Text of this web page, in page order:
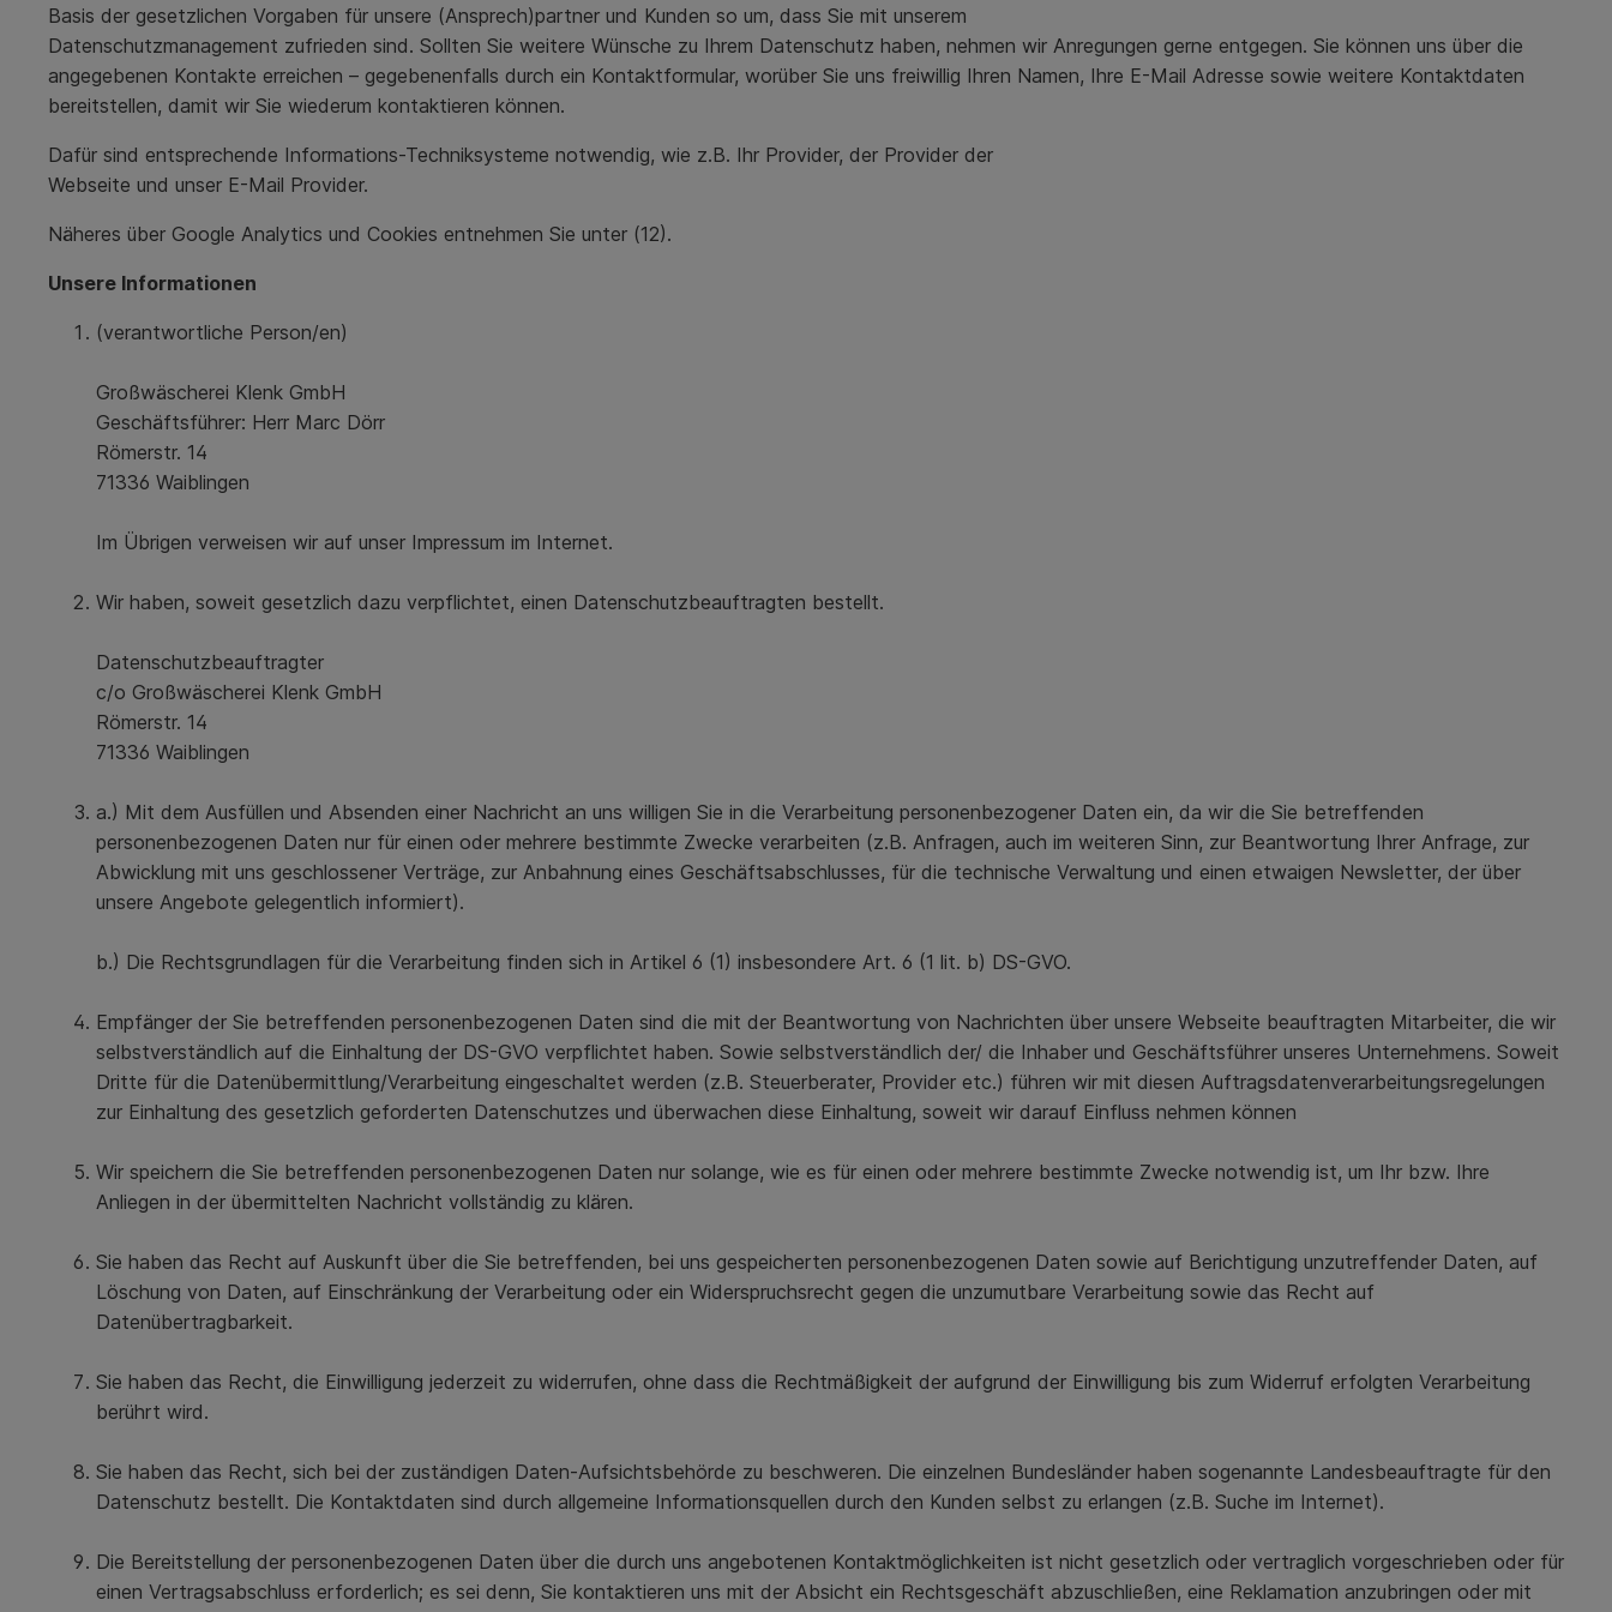
Basis der gesetzlichen Vorgaben für unsere (Ansprech)partner und Kunden so um, dass Sie mit unserem
Datenschutzmanagement zufrieden sind. Sollten Sie weitere Wünsche zu Ihrem Datenschutz haben, nehmen wir Anregungen gerne entgegen. Sie können uns über die
angegebenen Kontakte erreichen – gegebenenfalls durch ein Kontaktformular, worüber Sie uns freiwillig Ihren Namen, Ihre E-Mail Adresse sowie weitere Kontaktdaten
bereitstellen, damit wir Sie wiederum kontaktieren können.
Dafür sind entsprechende Informations-Techniksysteme notwendig, wie z.B. Ihr Provider, der Provider der
Webseite und unser E-Mail Provider.
Näheres über Google Analytics und Cookies entnehmen Sie unter (12).
Unsere Informationen
(verantwortliche Person/en)
Großwäscherei Klenk GmbH
Geschäftsführer: Herr Marc Dörr
Römerstr. 14
71336 Waiblingen
Im Übrigen verweisen wir auf unser Impressum im Internet.
Wir haben, soweit gesetzlich dazu verpflichtet, einen Datenschutzbeauftragten bestellt.
Datenschutzbeauftragter
c/o Großwäscherei Klenk GmbH
Römerstr. 14
71336 Waiblingen
a.) Mit dem Ausfüllen und Absenden einer Nachricht an uns willigen Sie in die Verarbeitung personenbezogener Daten ein, da wir die Sie betreffenden
personenbezogenen Daten nur für einen oder mehrere bestimmte Zwecke verarbeiten (z.B. Anfragen, auch im weiteren Sinn, zur Beantwortung Ihrer Anfrage, zur
Abwicklung mit uns geschlossener Verträge, zur Anbahnung eines Geschäftsabschlusses, für die technische Verwaltung und einen etwaigen Newsletter, der über
unsere Angebote gelegentlich informiert).
b.) Die Rechtsgrundlagen für die Verarbeitung finden sich in Artikel 6 (1) insbesondere Art. 6 (1 lit. b) DS-GVO.
Empfänger der Sie betreffenden personenbezogenen Daten sind die mit der Beantwortung von Nachrichten über unsere Webseite beauftragten Mitarbeiter, die wir
selbstverständlich auf die Einhaltung der DS-GVO verpflichtet haben. Sowie selbstverständlich der/ die Inhaber und Geschäftsführer unseres Unternehmens. Soweit
Dritte für die Datenübermittlung/Verarbeitung eingeschaltet werden (z.B. Steuerberater, Provider etc.) führen wir mit diesen Auftragsdatenverarbeitungsregelungen
zur Einhaltung des gesetzlich geforderten Datenschutzes und überwachen diese Einhaltung, soweit wir darauf Einfluss nehmen können
Wir speichern die Sie betreffenden personenbezogenen Daten nur solange, wie es für einen oder mehrere bestimmte Zwecke notwendig ist, um Ihr bzw. Ihre
Anliegen in der übermittelten Nachricht vollständig zu klären.
Sie haben das Recht auf Auskunft über die Sie betreffenden, bei uns gespeicherten personenbezogenen Daten sowie auf Berichtigung unzutreffender Daten, auf
Löschung von Daten, auf Einschränkung der Verarbeitung oder ein Widerspruchsrecht gegen die unzumutbare Verarbeitung sowie das Recht auf
Datenübertragbarkeit.
Sie haben das Recht, die Einwilligung jederzeit zu widerrufen, ohne dass die Rechtmäßigkeit der aufgrund der Einwilligung bis zum Widerruf erfolgten Verarbeitung
berührt wird.
Sie haben das Recht, sich bei der zuständigen Daten-Aufsichtsbehörde zu beschweren. Die einzelnen Bundesländer haben sogenannte Landesbeauftragte für den
Datenschutz bestellt. Die Kontaktdaten sind durch allgemeine Informationsquellen durch den Kunden selbst zu erlangen (z.B. Suche im Internet).
Die Bereitstellung der personenbezogenen Daten über die durch uns angebotenen Kontaktmöglichkeiten ist nicht gesetzlich oder vertraglich vorgeschrieben oder für
einen Vertragsabschluss erforderlich; es sei denn, Sie kontaktieren uns mit der Absicht ein Rechtsgeschäft abzuschließen, eine Reklamation anzubringen oder mit